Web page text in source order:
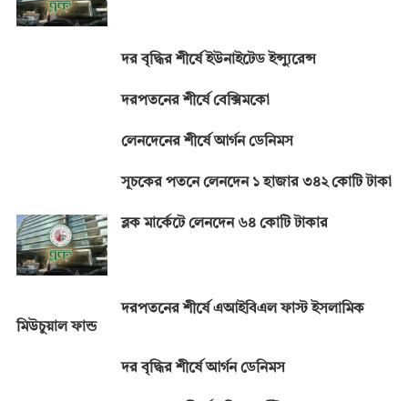
দর বৃদ্ধির শীর্ষে ইউনাইটেড ইন্স্যুরেন্স
দরপতনের শীর্ষে বেক্সিমকো
লেনদেনের শীর্ষে আর্গন ডেনিমস
সূচকের পতনে লেনদেন ১ হাজার ৩৪২ কোটি টাকা
ব্লক মার্কেটে লেনদেন ৬৪ কোটি টাকার
দরপতনের শীর্ষে এআইবিএল ফাস্ট ইসলামিক
মিউচুয়াল ফান্ড
দর বৃদ্ধির শীর্ষে আর্গন ডেনিমস